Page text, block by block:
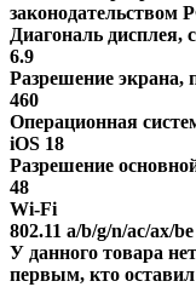
законодательством
Диагональ дисплея,
6.9
Разрешение экрана,
460
Операционная
iOS 18
Разрешение
48
Wi-Fi
802.11 a/b/g/n/ac/ax/be
У данного товара
первым, кто